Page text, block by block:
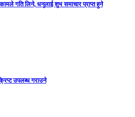
गति लिने, धनुलाई शुभ समाचार प्राप्त हुने
उपलब्ध गराउने